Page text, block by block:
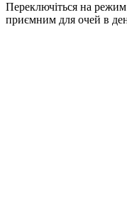
Переключіться на
приємним для очей в